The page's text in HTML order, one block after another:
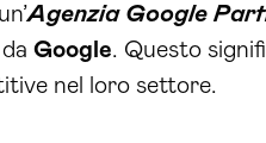
Agenzia Google
Google. Questo
nel loro settore.